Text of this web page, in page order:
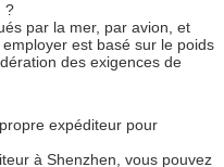
?
par la mer, par avion, et
est basé sur le poids
des exigences de
expéditeur pour
à Shenzhen, vous pouvez